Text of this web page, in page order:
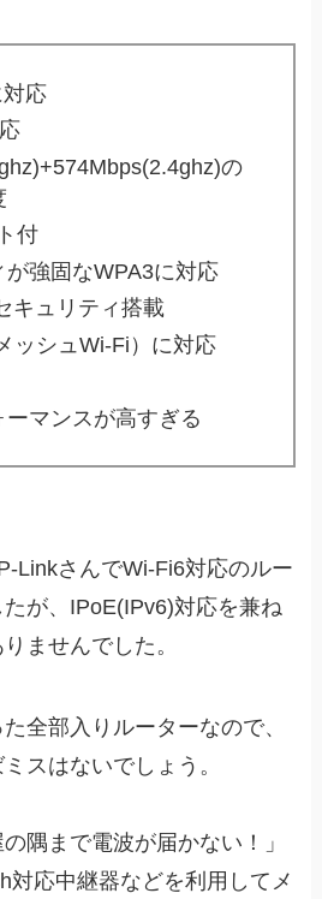
応
の
付
が強固なWPA3に対応
キュリティ搭載
ッシュWi-Fi）に対応
ーマンスが高すぎる
LinkさんでWi-Fi6対応のルー
が、IPoE(IPv6)対応を兼ね
ませんでした。
全部入りルーターなので、
スはないでしょう。
隅まで電波が届かない！」
対応中継器などを利用してメ